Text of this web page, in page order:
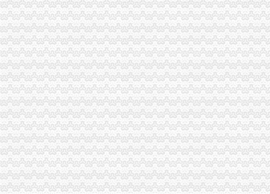
重庆市海关报关注册登记证书次将工程建设领域招投标环节企业诚信运用写入
部分微型企业做大做迈出第一步
北部新区2010年度微型企业税收补贴工作顺利完成
黔江区出台商标发展励办法
渝北区工商分局指导基层工商所食品安全整工作做到“五明确”重庆海关注册登记
巴南区工商分局海关报关注册登记证书牵头召开行政执法与刑事司法衔接工作
长寿区工商分局重庆海关在哪里采取局所联动集中开展食品综合专项整
秀山县工商局食品安全执法和“双”海关报关登记证书行动取得实效
万盛区工商分局开展“红盾护花行动”海关报关注册登记证书力保“六·一”食品安全
武隆县工商局重庆海关注册在全县举办中小学食品安全知识竞赛
工商动态
垫江县加微企补助资金监管
巴南区工商分局海关报关注册登记证书牵头召开行政执法与刑事司法衔接工作
工商干校微型企业创业培训2011年第一期培训班顺利开班
云诞生家村镇银行